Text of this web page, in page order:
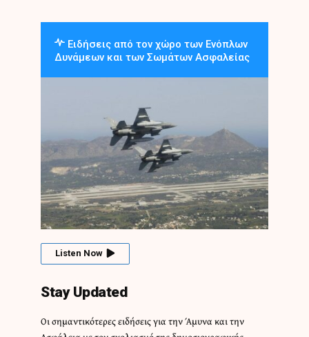
Ειδήσεις από τον χώρο των Ενόπλων
Δυνάμεων και των Σωμάτων Ασφαλείας
Listen Now
Stay Updated
Οι σημαντικότερες ειδήσεις για την Άμυνα και την